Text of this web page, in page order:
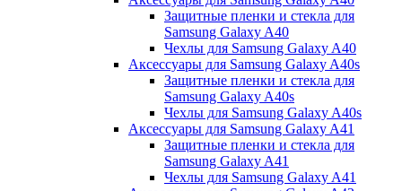
Защитные пленки и стекла для
Samsung Galaxy A40
Чехлы для Samsung Galaxy A40
Аксессуары для Samsung Galaxy A40s
Защитные пленки и стекла для
Samsung Galaxy A40s
Чехлы для Samsung Galaxy A40s
Аксессуары для Samsung Galaxy A41
Защитные пленки и стекла для
Samsung Galaxy A41
Чехлы для Samsung Galaxy A41